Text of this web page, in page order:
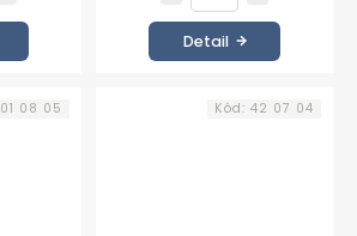
Detail
01 08 05 Kód: 42 07 04